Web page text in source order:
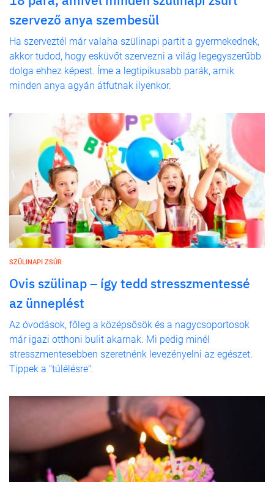
szervező anya szembesül
Ha szerveztél már valaha szülinapi partit a gyermekednek,
akkor tudod, hogy esküvőt szervezni a világ legegyszerűbb
dolga ehhez képest. Íme a legtipikusabb parák, amik
minden anya agyán átfutnak ilyenkor.
SZÜLINAPI ZSÚR
Ovis szülinap – így tedd stresszmentessé
az ünneplést
Az óvodások, főleg a középsősök és a nagycsoportosok
már igazi otthoni bulit akarnak. Mi pedig minél
stresszmentesebben szeretnénk levezényelni az egészet.
Tippek a "túlélésre".